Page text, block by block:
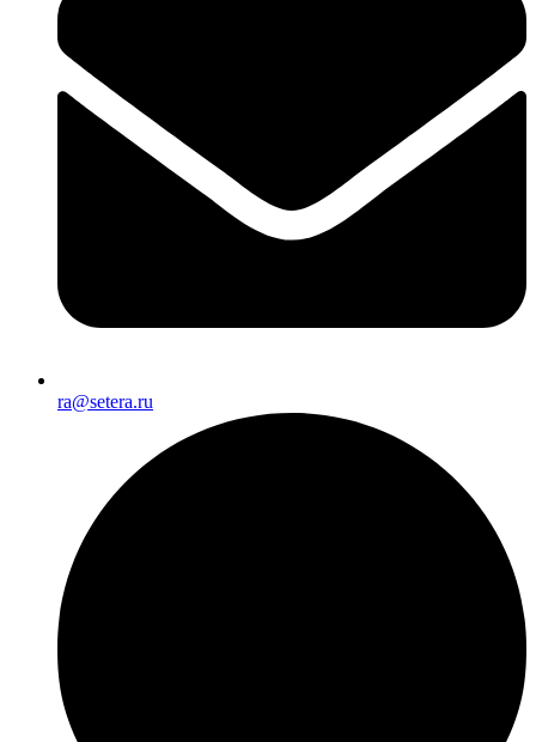
ra@setera.ru